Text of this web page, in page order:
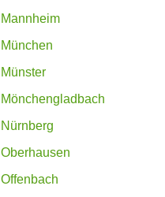
Mannheim
München
Münster
Mönchengladbach
Nürnberg
Oberhausen
Offenbach